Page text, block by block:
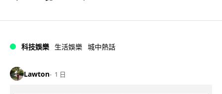
科技娛樂 生活娛樂 城中熱話
Lawton 1 日